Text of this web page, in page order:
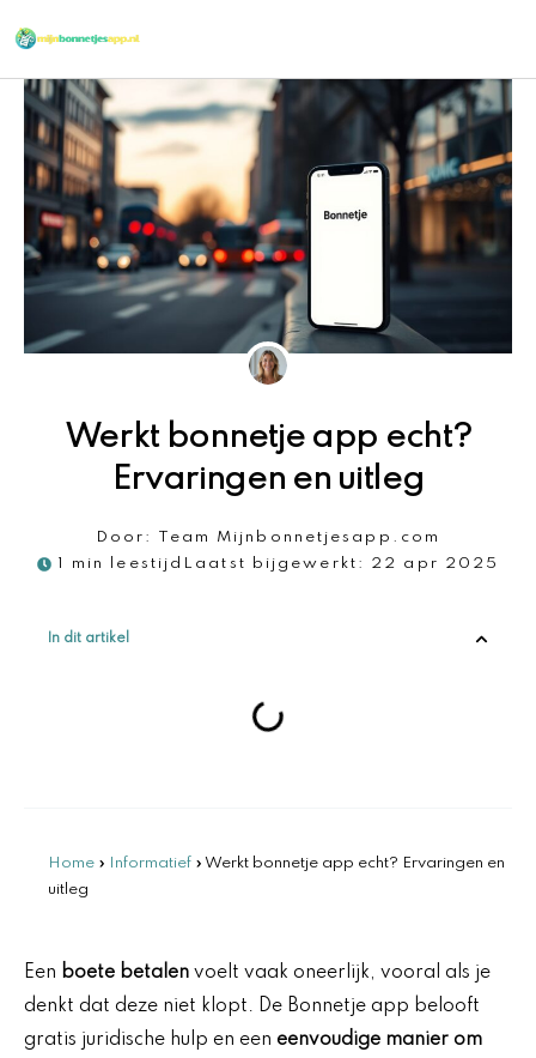
naar
inhoud
Werkt bonnetje app echt?
Ervaringen en uitleg
Door:
Team Mijnbonnetjesapp.com
1 min leestijd Laatst bijgewerkt: 22 apr 2025
In dit artikel
Home » Informatief » Werkt bonnetje app echt? Ervaringen en
uitleg
Een boete betalen voelt vaak oneerlijk, vooral als je
denkt dat deze niet klopt. De Bonnetje app belooft
gratis juridische hulp en een eenvoudige manier om